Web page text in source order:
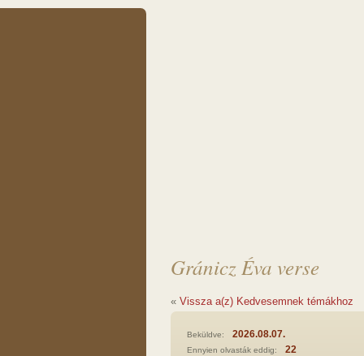
Gránicz Éva verse
« Vissza a(z) Kedvesemnek témákhoz
Beküldve: 2026.08.07.
Ennyien olvasták eddig: 22